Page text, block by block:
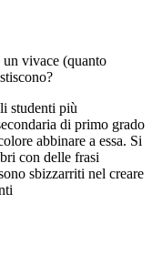
un vivace (quanto
studenti più
di primo grado
abbinare a essa. Si
con delle frasi
sbizzarriti nel creare